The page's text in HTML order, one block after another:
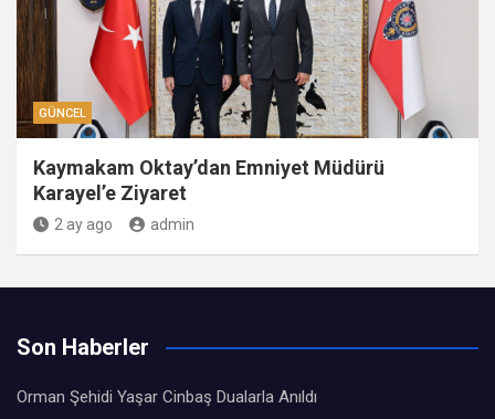
GÜNCEL
Kaymakam Oktay’dan Emniyet Müdürü
Karayel’e Ziyaret
2 ay ago admin
Son Haberler
Orman Şehidi Yaşar Cinbaş Dualarla Anıldı